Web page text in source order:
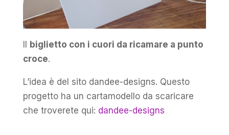
Il biglietto con i cuori da ricamare a punto
croce.
L’idea è del sito dandee-designs. Questo
progetto ha un cartamodello da scaricare
che troverete qui: dandee-designs